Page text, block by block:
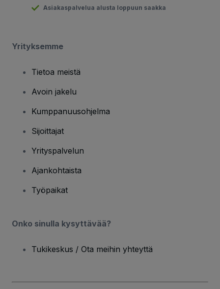
Asiakaspalvelua alusta loppuun saakka
Yrityksemme
Tietoa meistä
Avoin jakelu
Kumppanuusohjelma
Sijoittajat
Yrityspalvelun
Ajankohtaista
Työpaikat
Onko sinulla kysyttävää?
Tukikeskus / Ota meihin yhteyttä